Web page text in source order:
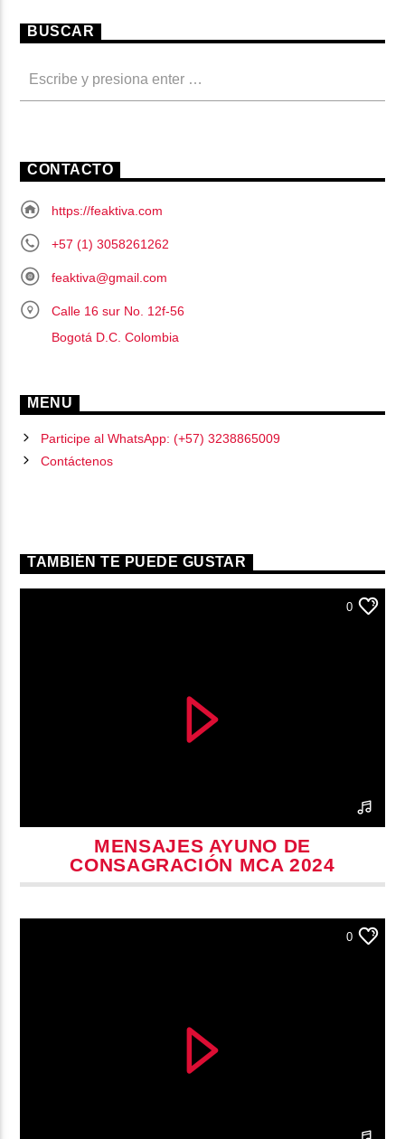
BUSCAR
CONTACTO
https://feaktiva.com
+57 (1) 3058261262
feaktiva@gmail.com
Calle 16 sur No. 12f-56
Bogotá D.C. Colombia
MENU
Participe al WhatsApp: (+57) 3238865009
Contáctenos
TAMBIÉN TE PUEDE GUSTAR
0
MENSAJES AYUNO DE
CONSAGRACIÓN MCA 2024
0